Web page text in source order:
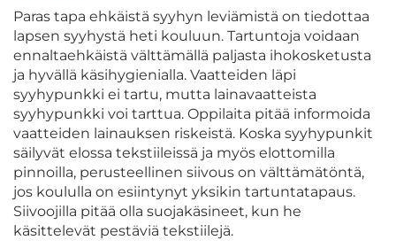
Paras tapa ehkäistä syyhyn leviämistä on tiedottaa
lapsen syyhystä heti kouluun. Tartuntoja voidaan
ennaltaehkäistä välttämällä paljasta ihokosketusta
ja hyvällä käsihygienialla. Vaatteiden läpi
syyhypunkki ei tartu, mutta lainavaatteista
syyhypunkki voi tarttua. Oppilaita pitää informoida
vaatteiden lainauksen riskeistä. Koska syyhypunkit
säilyvät elossa tekstiileissä ja myös elottomilla
pinnoilla, perusteellinen siivous on välttämätöntä,
jos koululla on esiintynyt yksikin tartuntatapaus.
Siivoojilla pitää olla suojakäsineet, kun he
käsittelevät pestäviä tekstiilejä.